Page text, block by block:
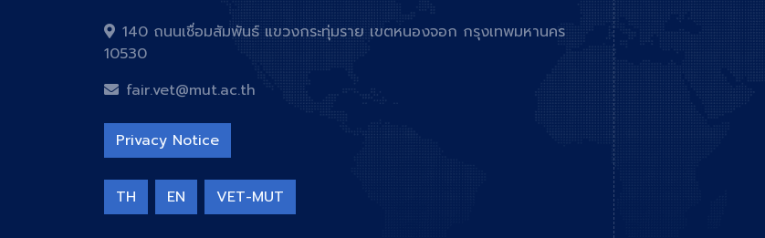
140 ถนนเชื่อมสัมพันธ์ แขวงกระทุ่มราย เขตหนองจอก กรุงเทพมหานคร
10530
fair.vet@mut.ac.th
Privacy Notice
TH EN VET-MUT